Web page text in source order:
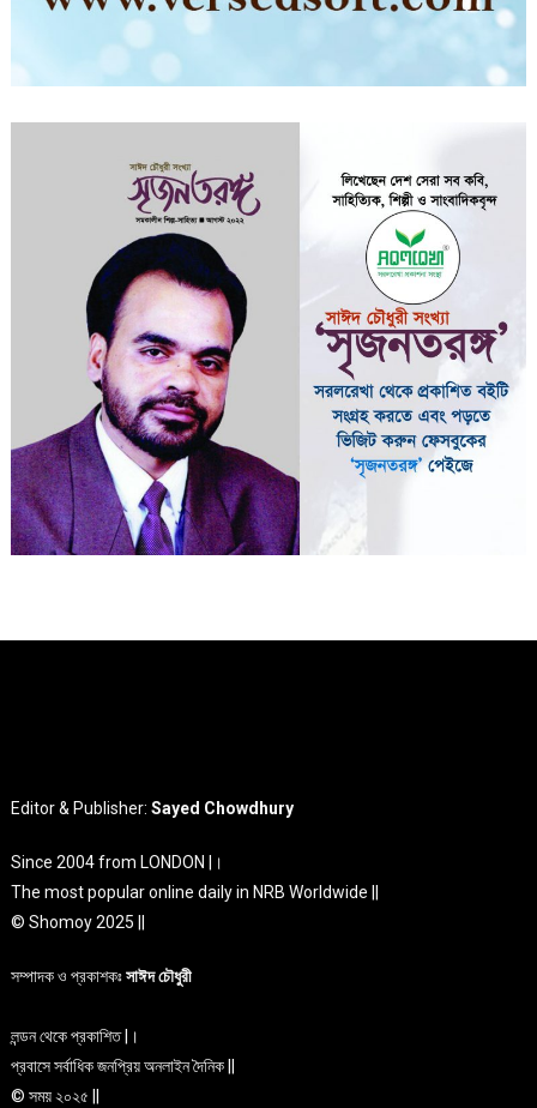
Editor & Publisher:Sayed Chowdhury
Since 2004 from LONDON |।
The most popular online daily in NRB Worldwide ||
© Shomoy 2025 ||
সম্পাদক ও প্রকাশকঃসাঈদ চৌধুরী
লন্ডন থেকে প্রকাশিত |।
প্রবাসে সর্বাধিক জনপ্রিয় অনলাইন দৈনিক ||
© সময় ২০২৫ ||